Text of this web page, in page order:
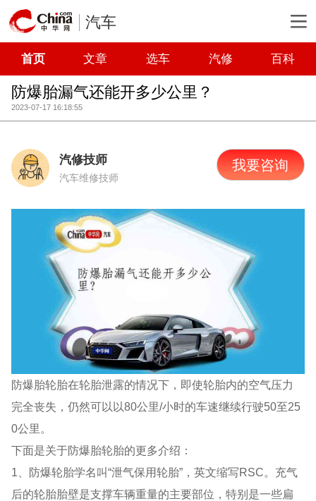
汽车
首页 文章 选车 汽修 百科
防爆胎漏气还能开多少公里？
2023-07-17 16:18:55
汽修技师
汽车维修技师
我要咨询
防爆胎轮胎在轮胎泄露的情况下，即使轮胎内的空气压力
完全丧失，仍然可以以80公里/小时的车速继续行驶50至25
0公里。
下面是关于防爆胎轮胎的更多介绍：
1、防爆轮胎学名叫“泄气保用轮胎”，英文缩写RSC。充气
后的轮胎胎壁是支撑车辆重量的主要部位，特别是一些扁